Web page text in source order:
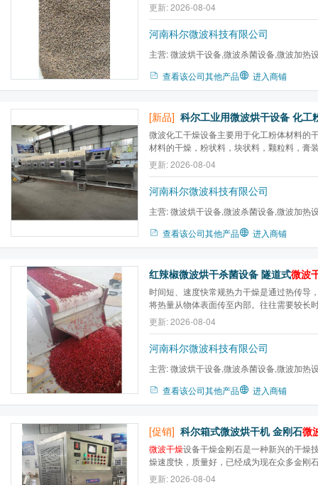
场波牵引水分子之间做2450兆赫兹高频运动
频摩擦加热。
更新: 2026-08-04
河南科尔微波科技有限公司
主营:微波烘干设备,微波杀菌设备,微波加热
查看该公司其他产品 进入商铺
[新品] 科尔工业用微波烘干设备 化工
微波化工干燥设备主要用于化工粉体材料的
材料的干燥，粉状料，块状料，颗粒料，膏
燥。我公司有微波干燥
并结合用户产品提供一站式技术服务
更新: 2026-08-04
河南科尔微波科技有限公司
主营:微波烘干设备,微波杀菌设备,微波加热
查看该公司其他产品 进入商铺
红辣椒微波烘干杀菌设备 隧道式微波
时间短、速度快常规热力干燥是通过热传导
将热量从物体表面传至内部。往往需要较长
达到所需的干燥度。介质由极性分子和非极
作用下，这些极性分子从原来的随机分布状
性排列取向。而在高频电磁场作用下，这些
更新: 2026-08-04
河南科尔微波科技有限公司
主营:微波烘干设备,微波杀菌设备,微波加热
查看该公司其他产品 进入商铺
[促销] 科尔箱式微波烘干机 金刚石微
微波干燥设备干燥金刚石是一种新兴的干燥
燥速度快，质量好，已经成为现在众多金刚
石干燥设备。
更新: 2026-08-04